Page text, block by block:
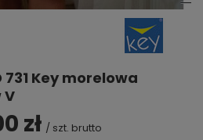
731 Key morelowa
V
zł / szt. brutto